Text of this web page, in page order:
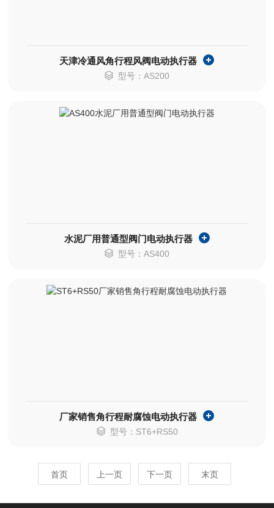
天津冷通风角行程风阀电动执行器
型号：AS200
水泥厂用普通型阀门电动执行器
型号：AS400
厂家销售角行程耐腐蚀电动执行器
型号：ST6+RS50
首页 上一页 下一页 末页